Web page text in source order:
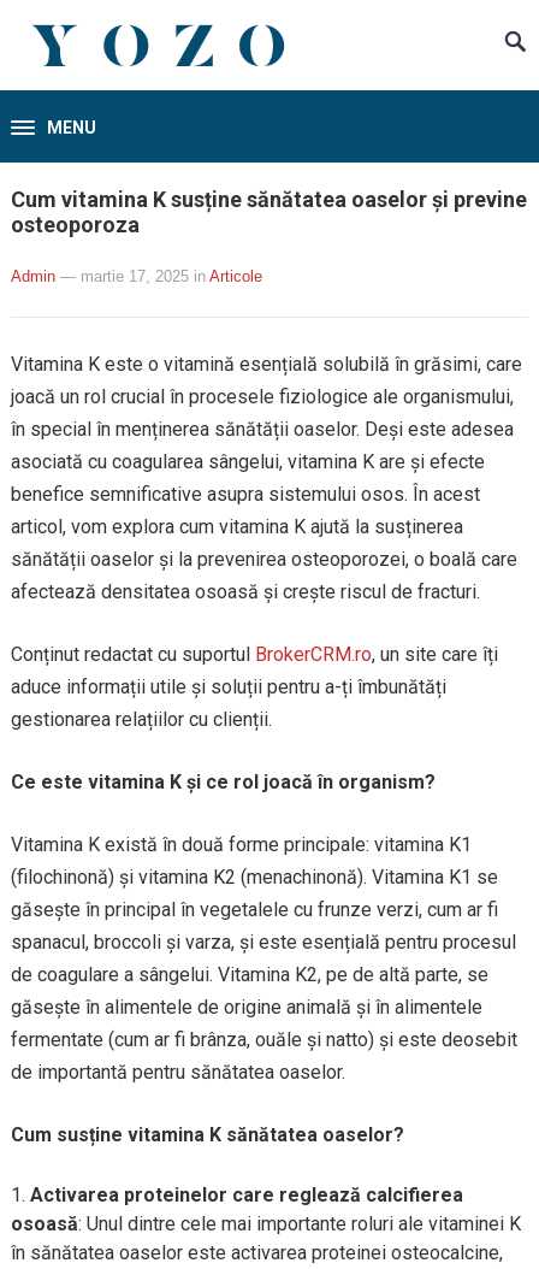
MENU
Cum vitamina K susține sănătatea oaselor și previne
osteoporoza
Admin — martie 17, 2025 in Articole
Vitamina K este o vitamină esențială solubilă în grăsimi, care
joacă un rol crucial în procesele fiziologice ale organismului,
în special în menținerea sănătății oaselor. Deși este adesea
asociată cu coagularea sângelui, vitamina K are și efecte
benefice semnificative asupra sistemului osos. În acest
articol, vom explora cum vitamina K ajută la susținerea
sănătății oaselor și la prevenirea osteoporozei, o boală care
afectează densitatea osoasă și crește riscul de fracturi.
Conținut redactat cu suportul BrokerCRM.ro, un site care îți
aduce informații utile și soluții pentru a-ți îmbunătăți
gestionarea relațiilor cu clienții.
Ce este vitamina K și ce rol joacă în organism?
Vitamina K există în două forme principale: vitamina K1
(filochinonă) și vitamina K2 (menachinonă). Vitamina K1 se
găsește în principal în vegetalele cu frunze verzi, cum ar fi
spanacul, broccoli și varza, și este esențială pentru procesul
de coagulare a sângelui. Vitamina K2, pe de altă parte, se
găsește în alimentele de origine animală și în alimentele
fermentate (cum ar fi brânza, ouăle și natto) și este deosebit
de importantă pentru sănătatea oaselor.
Cum susține vitamina K sănătatea oaselor?
Activarea proteinelor care reglează calcifierea
osoasă: Unul dintre cele mai importante roluri ale vitaminei K
în sănătatea oaselor este activarea proteinei osteocalcine,